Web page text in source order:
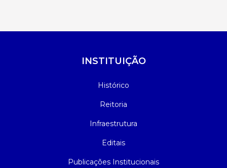
INSTITUIÇÃO
Histórico
Reitoria
Infraestrutura
Editais
Publicações Institucionais